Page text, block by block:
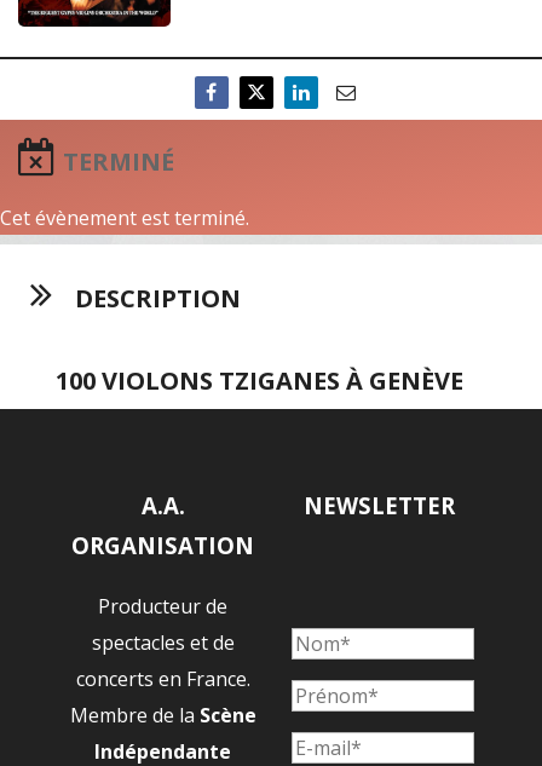
TERMINÉ
Cet évènement est terminé.
DESCRIPTION
100 VIOLONS TZIGANES À GENÈVE
A.A.
ORGANISATION
Producteur de
spectacles et de
concerts en France.
Membre de la Scène
Indépendante
NEWSLETTER